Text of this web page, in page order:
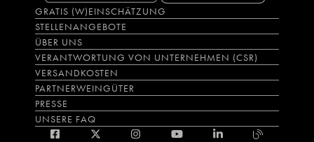
GRATIS (W)EINSCHÄTZUNG
STELLENANGEBOTE
ÜBER UNS
VERANTWORTUNG VON UNTERNEHMEN (CSR)
VERSANDKOSTEN
PARTNERWEINGÜTER
PRESSE
UNSERE FAQ